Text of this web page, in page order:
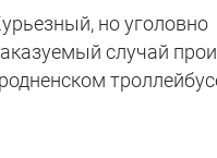
но уголовно
случай